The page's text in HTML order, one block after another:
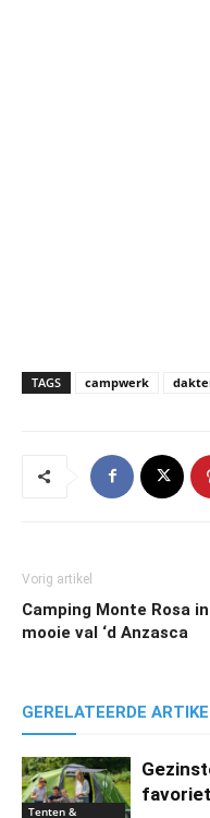
TAGS campwerk
Vorig artikel
Camping Monte Rosa
mooie val ‘d Anzasca
GERELATEERDE
Tenten &